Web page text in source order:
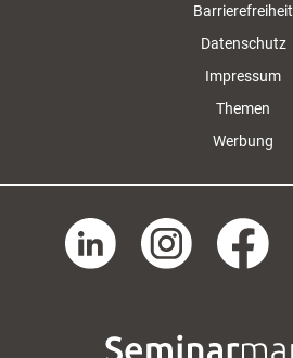
Barrierefreiheit
Datenschutz
Impressum
Themen
Werbung